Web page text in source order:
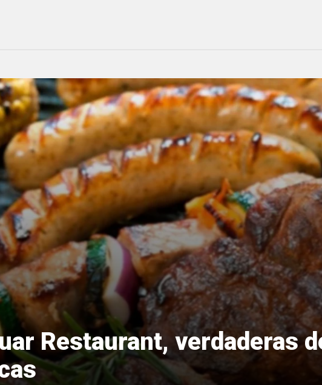
Restaurant, verdaderas